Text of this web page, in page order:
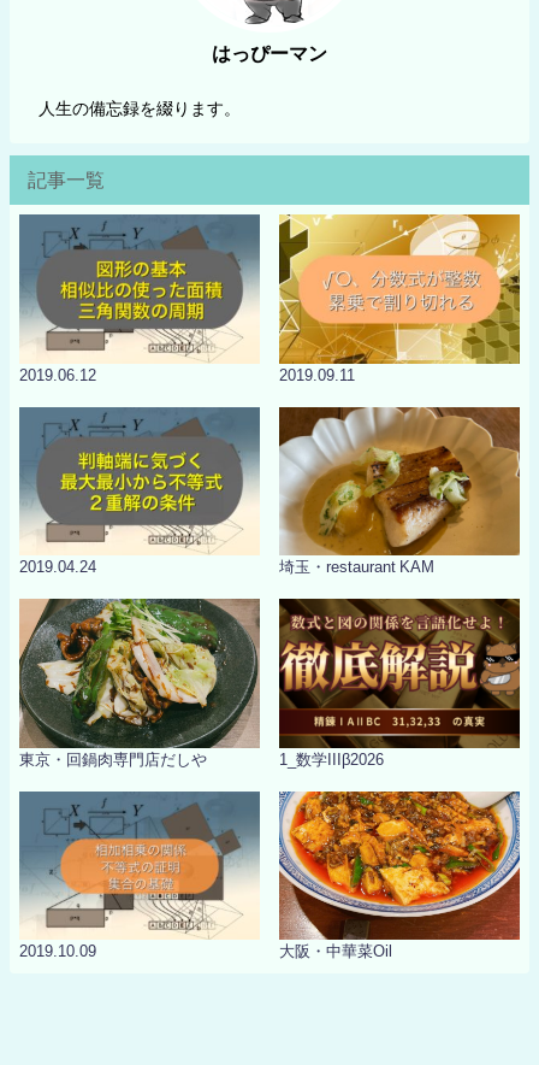
はっぴーマン
人生の備忘録を綴ります。
記事一覧
2019.06.12 2019.09.11
2019.04.24 埼玉・restaurant KAM
東京・回鍋肉専門店だしや 1_数学IIIβ2026
2019.10.09 大阪・中華菜Oil